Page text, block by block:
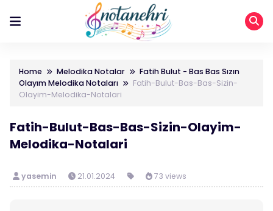
Home Melodika Notalar
Fatih Bulut - Bas Bas Sızın
Olayım Melodika Notaları
Fatih-Bulut-Bas-Bas-Sizin-
Olayim-Melodika-Notalari
Fatih-Bulut-Bas-Bas-Sizin-Olayim-
Melodika-Notalari
yasemin 21.01.2024 73 views